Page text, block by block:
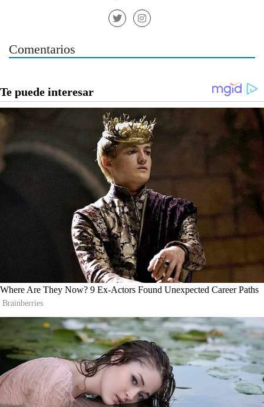
Comentarios